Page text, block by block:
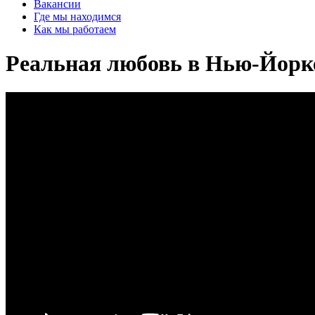
Вакансии
Где мы находимся
Как мы работаем
Реальная любовь в Нью-